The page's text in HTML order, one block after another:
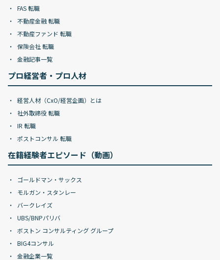
FAS 転職
不動産金融 転職
不動産ファンド 転職
保険会社 転職
金融記事一覧
プロ経営者・プロ人材
経営人材（CxO/経営企画）とは
社外取締役 転職
IR 転職
ポストコンサル 転職
在籍経験者エピソード（動画）
ゴールドマン・サックス
モルガン・スタンレー
バークレイズ
UBS/BNPパリバ
ボストン コンサルティング グループ
BIG4コンサル
金融企業一覧